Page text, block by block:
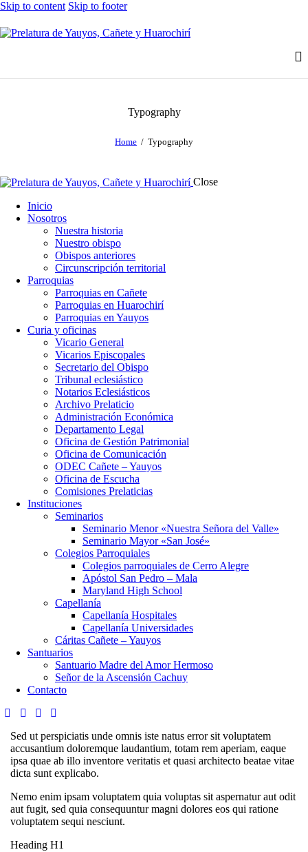
Skip to content Skip to footer
Typography
Home Typography
Close
Inicio
Nosotros
Nuestra historia
Nuestro obispo
Obispos anteriores
Circunscripción territorial
Parroquias
Parroquias en Cañete
Parroquias en Huarochirí
Parroquias en Yauyos
Curia y oficinas
Vicario General
Vicarios Episcopales
Secretario del Obispo
Tribunal eclesiástico
Notarios Eclesiásticos
Archivo Prelaticio
Administración Económica
Departamento Legal
Oficina de Gestión Patrimonial
Oficina de Comunicación
ODEC Cañete – Yauyos
Oficina de Escucha
Comisiones Prelaticias
Instituciones
Seminarios
Seminario Menor «Nuestra Señora del Valle»
Seminario Mayor «San José»
Colegios Parroquiales
Colegios parroquiales de Cerro Alegre
Apóstol San Pedro – Mala
Maryland High School
Capellanía
Capellanía Hospitales
Capellanía Universidades
Cáritas Cañete – Yauyos
Santuarios
Santuario Madre del Amor Hermoso
Señor de la Ascensión Cachuy
Contacto
Sed ut perspiciatis unde omnis iste natus error sit voluptatem
accusantium doloremque laudantium, totam rem aperiam, eaque
ipsa quae ab illo inventore veritatis et quasi architecto beatae vitae
dicta sunt explicabo.
Nemo enim ipsam voluptatem quia voluptas sit aspernatur aut odit
aut fugit, sed quia consequuntur magni dolores eos qui ratione
voluptatem sequi nesciunt.
Heading H1